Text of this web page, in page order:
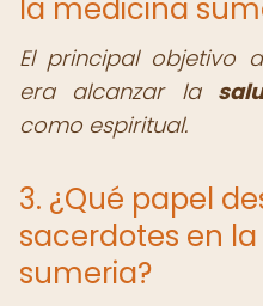
la medicina
El principal objetivo
era alcanzar la
como espiritual.
3. ¿Qué papel
sacerdotes en
sumeria?